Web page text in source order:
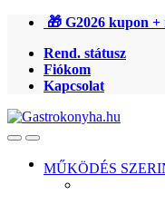
Ugrás
navigációhoz
Ugrás
tartalomra
🎁 G2026 kupon
Rend. státusz
Fiókom
Kapcsolat
OpenClose
MŰKÖDÉS